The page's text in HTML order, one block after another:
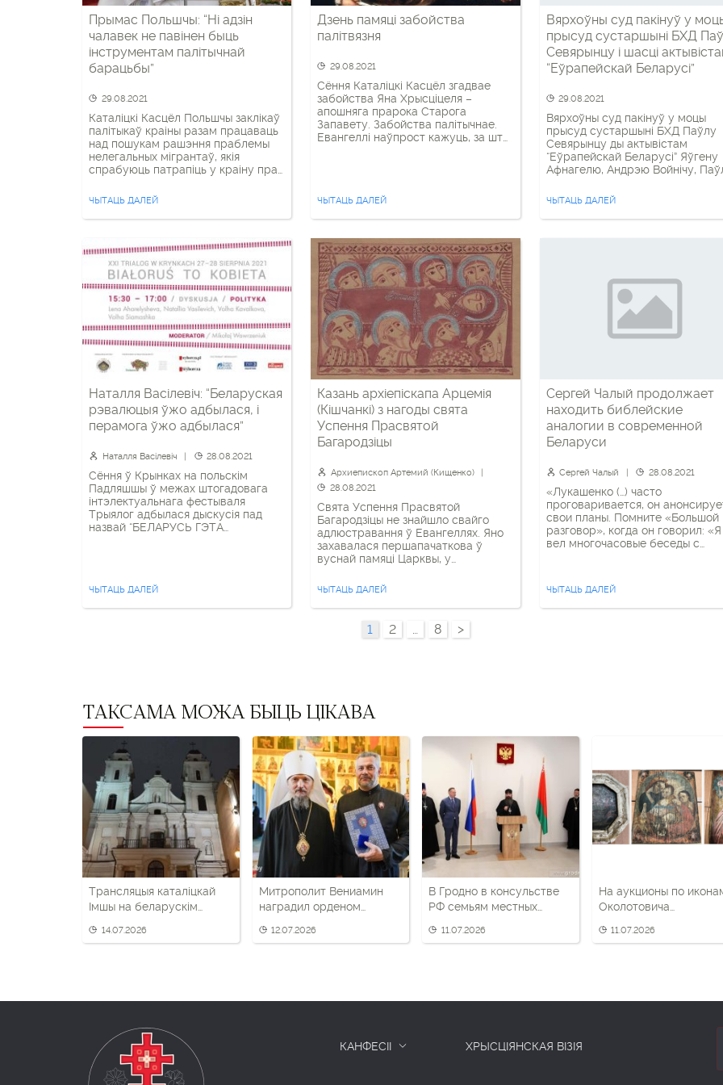
Прымас Польшчы: “Ні адзін
чалавек не павінен быць
інструментам палітычнай
барацьбы”
29.08.2021
Каталіцкі Касцёл Польшчы заклікаў
палітыкаў краіны разам працаваць
над пошукам рашэння праблемы
нелегальных мігрантаў, якія
спрабуюць патрапіць у краіну праз
«Перад абліччам узрастаючага
міграцыйнага крызісу і звязанай з
гэтым шматлікай напружанасці,
прадстаўнікоў усіх палітычных сіл
сумесна і салідарна шукаць
адпаведныя рашэнні складаных
міграцыйных праблем, кіруючыся
перш за […]
ЧЫТАЦЬ ДАЛЕЙ
Дзень памяці забойства
палітвязня
29.08.2021
Сёння Каталіцкі Касцёл згадвае
забойства Яна Хрысціцеля –
апошняга прарока Старога
Запавету. Забойства палітычнае.
Евангеллі наўпрост кажуць, за што
брата. “Ян казаў яму: нельга табе
ЧЫТАЦЬ ДАЛЕЙ
Вярхоўны суд пакінуў у
прысуд сустаршыні БХД
Севярынцу і шасці
“Еўрапейскай Беларусі”
29.08.2021
Вярхоўны суд пакінуў у моцы
прысуд сустаршыні БХД Паўлу
Севярынцу ды актывістам
“Еўрапейскай Беларусі” Яўгену
Афнагелю, Андрэю Войнічу,
Дзмітрыю Казлову і Ірыне
Разгляд апеляцыйнай скаргі
праходзіў у закрытым рэжыме,
пакінуты ў моцы. Толькі былі
пералічаныя […]
ЧЫТАЦЬ ДАЛЕЙ
Наталля Васілевіч: “Беларуская
рэвалюцыя ўжо адбылася, і
перамога ўжо адбылася”
Наталля Васілевіч 28.08.2021
Сёння ў Крынках на польскім
Падляшшы ў межах штогадовага
інтэлектуальнага фестываля
Трыялог адбылася дыскусія пад
назвай “БЕЛАРУСЬ ГЭТА
хрысьціянская дэмакратыя Вольга
ЧЫТАЦЬ ДАЛЕЙ
Казань архіепіскапа Арцемія
(Кішчанкі) з нагоды свята
Успення Прасвятой
Багародзіцы
Архиепископ Артемий (Кищенко)
28.08.2021
Свята Успення Прасвятой
Багародзіцы не знайшло свайго
адлюстравання ў Евангеллях. Яно
захавалася першапачаткова ў
вуснай памяці Царквы, у
мы ведаем, што прыход у свет
Збаўцы вызваліў нас ад смерці, што
ўсім нам падрыхтавана вялікае
шчасце ўваскрасення. І як бы тое ні
было, памятаючы пра міласэрнасць
ЧЫТАЦЬ ДАЛЕЙ
Сергей Чалый продолжает
находить библейские
аналогии в современной
Беларуси
Сергей Чалый 28.08.2021
«Лукашенко (…) часто
проговаривается, он
свои планы. Помните «Большой
разговор», когда он говорил: «Я
вел многочасовые беседы с
согласны с моим взглядом на
происходящее». Грубо говоря, он
донес до всех, сколько мог,
ЧЫТАЦЬ ДАЛЕЙ
1 2 … 8 >
ТАКСАМА МОЖА БЫЦЬ ЦІКАВА
Трансляцыя каталіцкай
Імшы на беларускім
на ўсіх хвалях
14.07.2026
Митрополит Вениамин
наградил орденом
уходившего воевать за
12.07.2026
В Гродно в консульстве
РФ семьям местных
российские медали
11.07.2026
На аукционы по
Околотовича
участник
11.07.2026
КАНФЕСІІ ХРЫСЦІЯНСКАЯ ВІЗІЯ